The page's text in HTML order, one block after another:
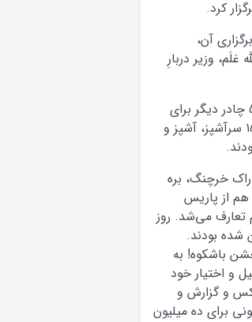
آن،
وزیر دربارِ
برای پذیرایی از میهمانان ۶۲ چادر که سه تای آن به‌عنوان سالن پذیرایی و ۵۹ چادر دیگر برای
استفاده مدعوین خارجی به پا داشته شده بود، تدارک و سرو غذا به‌وسیله ۱۵۹ سرآشپز، آشپز و
خرچنگ، بره
از پاریس
تعارف می‌شد. روز
شده بودند.
باشکوه! به
و اختیار خود
و گزارش و
برای ده میلیون